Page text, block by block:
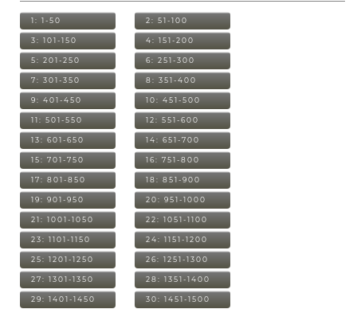
1: 1-50 2: 51-100
3: 101-150 4: 151-200
5: 201-250 6: 251-300
7: 301-350 8: 351-400
9: 401-450 10: 451-500
11: 501-550 12: 551-600
13: 601-650 14: 651-700
15: 701-750 16: 751-800
17: 801-850 18: 851-900
19: 901-950 20: 951-1000
21: 1001-1050 22: 1051-1100
23: 1101-1150 24: 1151-1200
25: 1201-1250 26: 1251-1300
27: 1301-1350 28: 1351-1400
29: 1401-1450 30: 1451-1500